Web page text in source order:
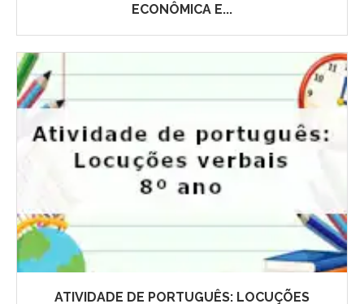
ECONÔMICA E...
ATIVIDADE DE PORTUGUÊS: LOCUÇÕES